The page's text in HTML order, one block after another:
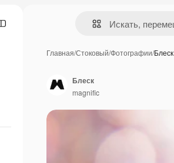
Главная/Стоковый/Фотографии/Блеск
Блеск
magnific